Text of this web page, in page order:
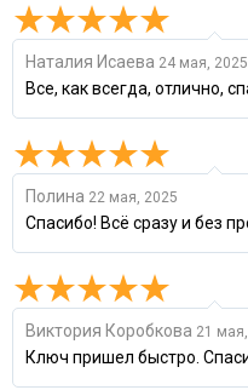
Наталия Исаева 24 мая, 2025
Все, как всегда, отлично,
Полина 22 мая, 2025
Спасибо! Всё сразу и без
Виктория Коробкова 21
Ключ пришел быстро.